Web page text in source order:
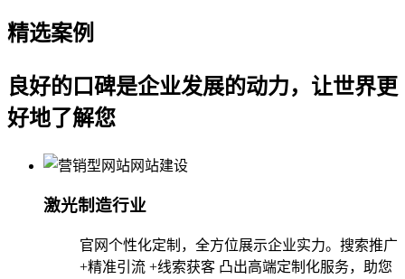
精选案例
良好的口碑是企业发展的动力，让世界更
好地了解您
激光制造行业
官网个性化定制，全方位展示企业实力。搜索推广
+精准引流 +线索获客 凸出高端定制化服务，助您